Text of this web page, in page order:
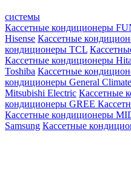
системы
Кассетные кондиционеры
Hisense Кассетные
кондиционеры TCL
Кассетные кондиционеры
Toshiba Кассетные
кондиционеры General Climate
Mitsubishi Electric Кассетные
кондиционеры GREE
Кассетные кондиционеры
Samsung Кассетные